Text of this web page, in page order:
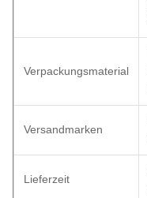
Verpackungsmaterial
Versandmarken
Lieferzeit